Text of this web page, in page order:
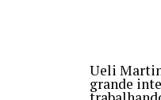
Ueli
grande